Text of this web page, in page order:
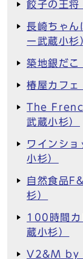
餃子の王将
長崎ちゃん
ー武蔵小杉
築地銀だこ
椿屋カフェ
The
武蔵小杉）
ワインシ
小杉）
自然食品
杉）
100時間カ
蔵小杉）
V2&M by